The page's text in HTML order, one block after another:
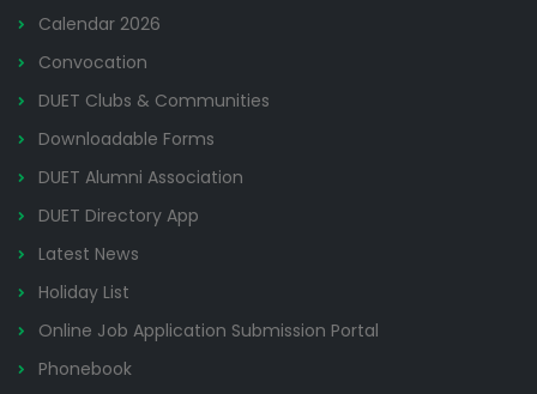
Calendar 2026
Convocation
DUET Clubs & Communities
Downloadable Forms
DUET Alumni Association
DUET Directory App
Latest News
Holiday List
Online Job Application Submission Portal
Phonebook